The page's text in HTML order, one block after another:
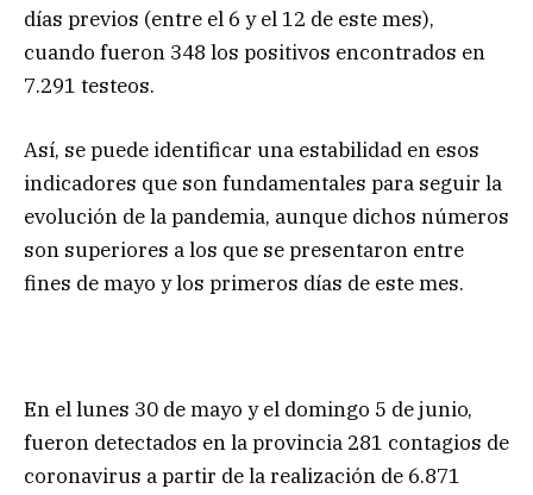
días previos (entre el 6 y el 12 de este mes),
cuando fueron 348 los positivos encontrados en
7.291 testeos.
Así, se puede identificar una estabilidad en esos
indicadores que son fundamentales para seguir la
evolución de la pandemia, aunque dichos números
son superiores a los que se presentaron entre
fines de mayo y los primeros días de este mes.
En el lunes 30 de mayo y el domingo 5 de junio,
fueron detectados en la provincia 281 contagios de
coronavirus a partir de la realización de 6.871